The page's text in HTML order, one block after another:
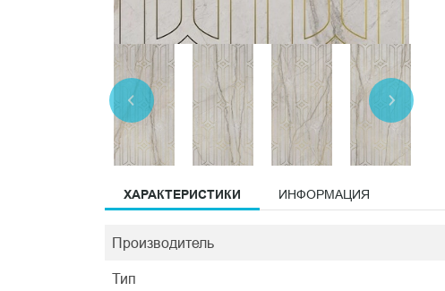
ХАРАКТЕРИСТИКИ ИНФОРМАЦИЯ
Производитель
Тип